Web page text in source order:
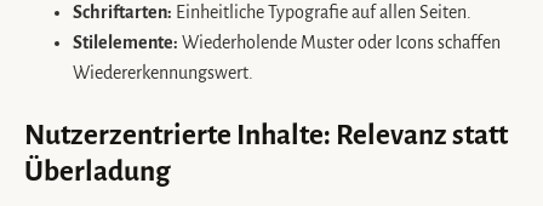
Schriftarten: Einheitliche Typografie auf allen Seiten.
Stilelemente: Wiederholende Muster oder Icons schaffen
Wiedererkennungswert.
Nutzerzentrierte Inhalte: Relevanz statt
Überladung